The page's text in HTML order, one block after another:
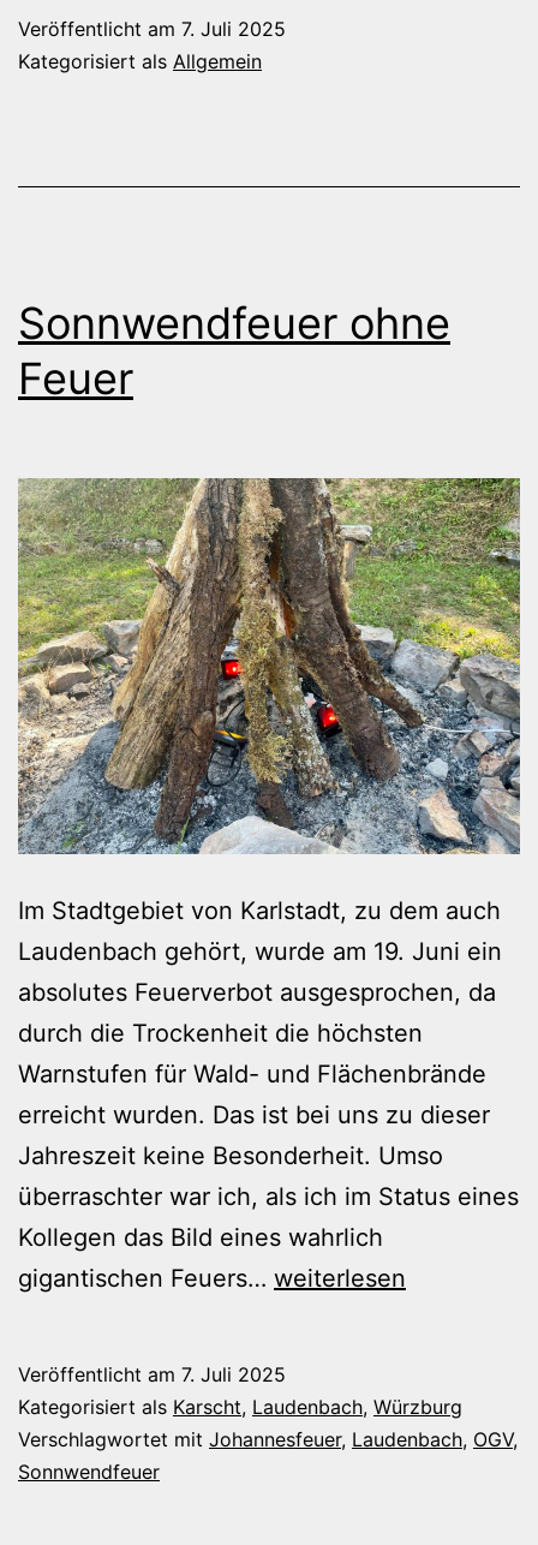
20
Veröffentlicht am 7. Juli 2025
Kategorisiert als Allgemein
Sonnwendfeuer ohne
Feuer
Im Stadtgebiet von Karlstadt, zu dem auch
Laudenbach gehört, wurde am 19. Juni ein
absolutes Feuerverbot ausgesprochen, da
durch die Trockenheit die höchsten
Warnstufen für Wald- und Flächenbrände
erreicht wurden. Das ist bei uns zu dieser
Jahreszeit keine Besonderheit. Umso
überraschter war ich, als ich im Status eines
Kollegen das Bild eines wahrlich
gigantischen Feuers… Sonnwendfeuer
weiterlesen
Veröffentlicht am 7. Juli 2025
Kategorisiert als Karscht, Laudenbach, Würzburg
Verschlagwortet mit Johannesfeuer, Laudenbach, OGV,
Sonnwendfeuer